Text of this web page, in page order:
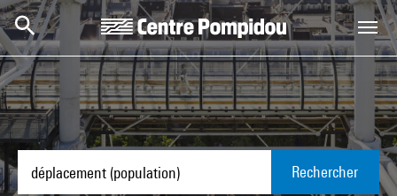
Aller au contenu principal
Centre Pompidou
Rechercher